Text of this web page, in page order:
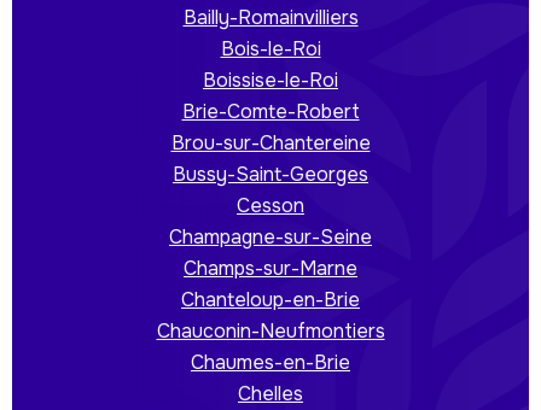
Bailly-Romainvilliers
Bois-le-Roi
Boissise-le-Roi
Brie-Comte-Robert
Brou-sur-Chantereine
Bussy-Saint-Georges
Cesson
Champagne-sur-Seine
Champs-sur-Marne
Chanteloup-en-Brie
Chauconin-Neufmontiers
Chaumes-en-Brie
Chelles